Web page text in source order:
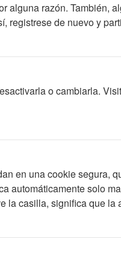
razón.
registrese de nuevo y
o cambiarla.
en una cookie segura,
automáticamente solo
la casilla, significa que